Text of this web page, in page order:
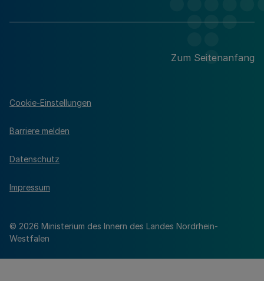
Zum Seitenanfang
© 2026 Ministerium des Innern des Landes Nordrhein-
Westfalen
Cookie-Einstellungen
Barriere melden
Datenschutz
Impressum